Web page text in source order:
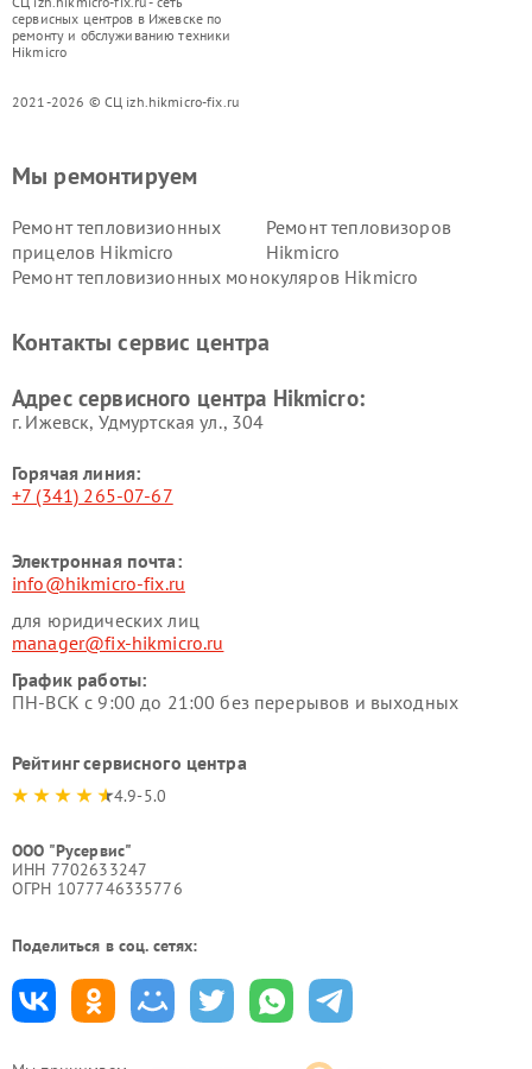
сервисных центров в Ижевске по
ремонту и обслуживанию техники
Hikmicro
2021-2026 © СЦ izh.hikmicro-fix.ru
Мы ремонтируем
Ремонт тепловизионных
прицелов Hikmicro
Ремонт тепловизоров
Hikmicro
Ремонт тепловизионных монокуляров Hikmicro
Контакты сервис центра
Адрес сервисного центра Hikmicro:
г. Ижевск, Удмуртская ул., 304
Горячая линия:
+7 (341) 265-07-67
Электронная почта:
info@hikmicro-fix.ru
для юридических лиц
manager@fix-hikmicro.ru
График работы:
ПН-ВСК с 9:00 до 21:00 без перерывов и выходных
Рейтинг сервисного центра
4.9-5.0
ООО "Русервис"
ИНН 7702633247
ОГРН 1077746335776
Поделиться в соц. сетях: